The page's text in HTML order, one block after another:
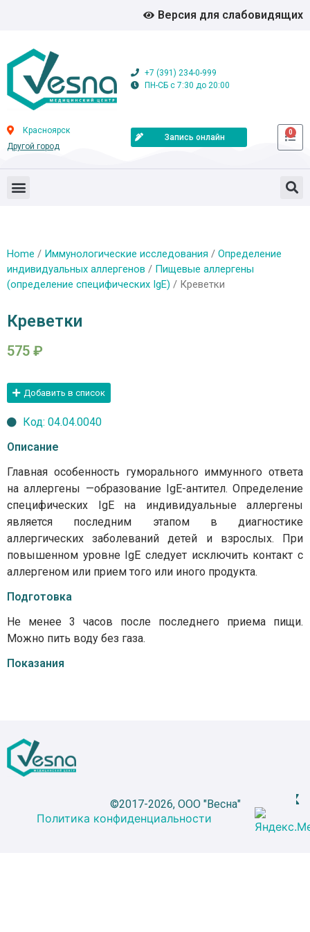
Версия для слабовидящих
+7 (391) 234-0-999
ПН-СБ с 7:30 до 20:00
Красноярск
Другой город
Запись онлайн
0
Home / Иммунологические исследования / Определение
индивидуальных аллергенов / Пищевые аллергены
(определение специфических IgE) / Креветки
Креветки
575 ₽
Добавить в список
Код: 04.04.0040
Описание
Главная особенность гуморального иммунного ответа
на аллергены —образование IgE-антител. Определение
специфических IgE на индивидуальные аллергены
является последним этапом в диагностике
аллергических заболеваний детей и взрослых. При
повышенном уровне IgE следует исключить контакт с
аллергеном или прием того или иного продукта.
Подготовка
Не менее 3 часов после последнего приема пищи.
Можно пить воду без газа.
Показания
©2017-2026, ООО "Весна"
Политика конфиденциальности